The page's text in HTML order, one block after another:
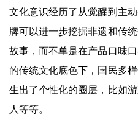
文化意识经历了从觉醒到主
牌可以进一步挖掘非遗和传
故事，而不单是在产品口味
的传统文化底色下，国民多
生出了个性化的圈层，比如
人等等。